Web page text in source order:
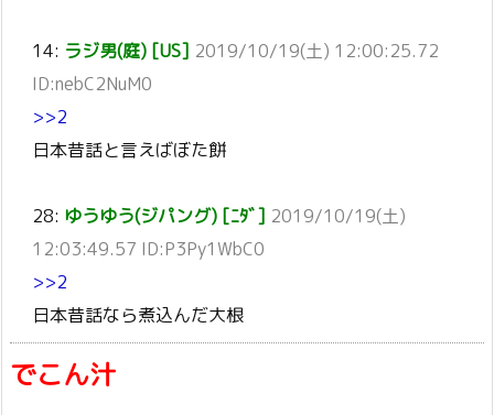
14: ラジ男(庭) [US] 2019/10/19(土) 12:00:25.72
ID:nebC2NuM0
>>2
日本昔話と言えばぼた餅
28: ゆうゆう(ジパング) [ﾆﾀﾞ] 2019/10/19(土)
12:03:49.57 ID:P3Py1WbC0
>>2
日本昔話なら煮込んだ大根
でこん汁